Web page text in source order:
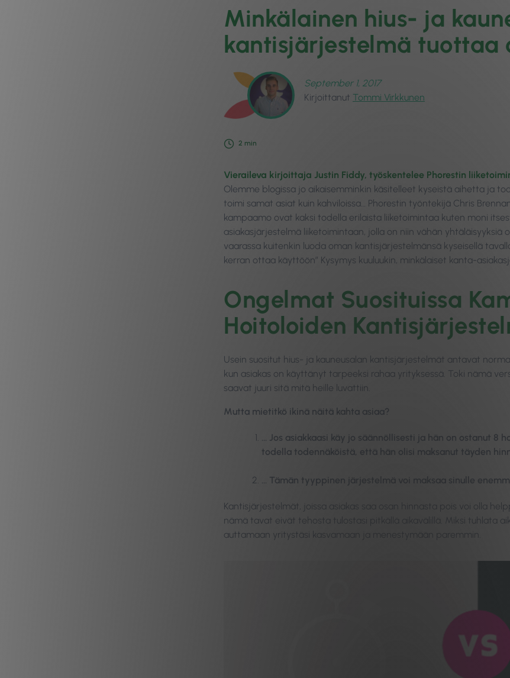
Minkälainen hius- ja
kantisjärjestelmä tuottaa
September 1, 2017
Kirjoittanut Tommi Virkkunen
2 min
Vieraileva kirjoittaja Justin Fiddy, työskentelee Phorestin
Olemme blogissa jo aikaisemminkin käsitelleet kyseistä aihetta ja
toimi samat asiat kuin kahviloissa… Phorestin työntekijä Chris
kampaamo ovat kaksi todella erilaista liiketoimintaa kuten moni
asiakasjärjestelmä liiketoimintaan, jolla on niin vähän yhtäläisyyksiä
vaarassa kuitenkin luoda oman kantisjärjestelmänsä kyseisellä
kerran ottaa käyttöön” Kysymys kuuluukin, minkälaiset kanta-
Ongelmat Suosituissa
Hoitoloiden
Usein suositut hius- ja kauneusalan kantisjärjestelmät antavat
kun asiakas on käyttänyt tarpeeksi rahaa yrityksessä. Toki nämä
saavat juuri sitä mitä heille luvattiin.
Mutta mietitkö ikinä näitä kahta asiaa?
… Jos asiakkaasi käy jo säännöllisesti ja hän on ostanut
todella todennäköistä, että hän olisi maksanut täyden
… Tämän tyyppinen järjestelmä voi maksaa sinulle
Kantisjärjestelmät, joissa asiakas saa osan hinnasta pois voi olla
nämä tavat eivät tehosta tulostasi pitkällä aikavälillä. Miksi tuhlata
auttamaan yritystäsi kasvamaan ja menestymään paremmin.